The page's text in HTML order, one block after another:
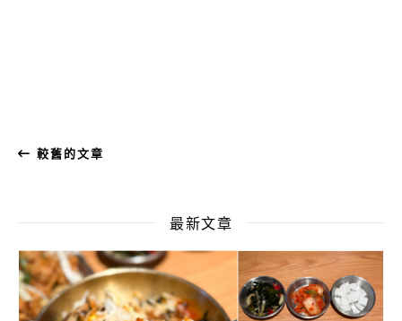
較舊的文章
最新文章